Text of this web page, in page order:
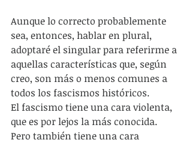
Aunque lo correcto probablemente
sea, entonces, hablar en plural,
adoptaré el singular para referirme a
aquellas características que, según
creo, son más o menos comunes a
todos los fascismos históricos.
El fascismo tiene una cara violenta,
que es por lejos la más conocida.
Pero también tiene una cara